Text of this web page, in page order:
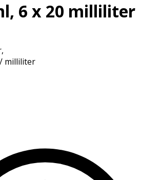
6 x 20 milliliter
,
milliliter